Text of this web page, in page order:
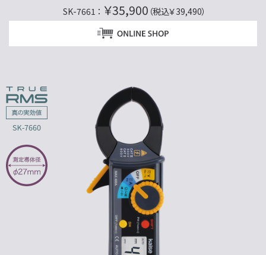
SK-7661 ： ￥35,900 （税込￥39,490）
SK-7660